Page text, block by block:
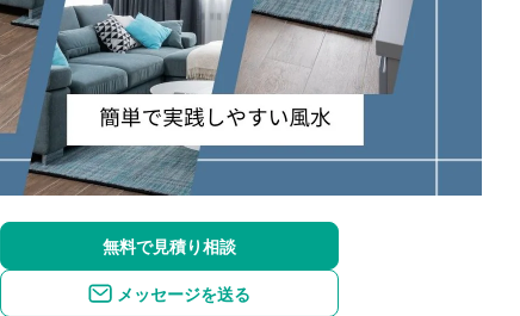
無料で見積り相談
メッセージを送る